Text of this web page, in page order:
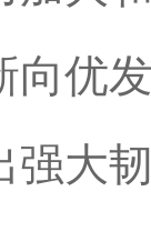
向优
强大